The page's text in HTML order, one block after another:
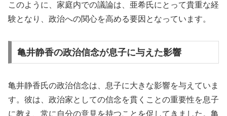
このように、家庭内での議論は、亜希氏にとって貴重な経
験となり、政治への関心を高める要因となっています。
亀井静香の政治信念が息子に与えた影響
亀井静香氏の政治信念は、息子に大きな影響を与えていま
す。彼は、政治家としての信念を貫くことの重要性を息子
に教え、常に自分の意見を持つことを促してきました。亀